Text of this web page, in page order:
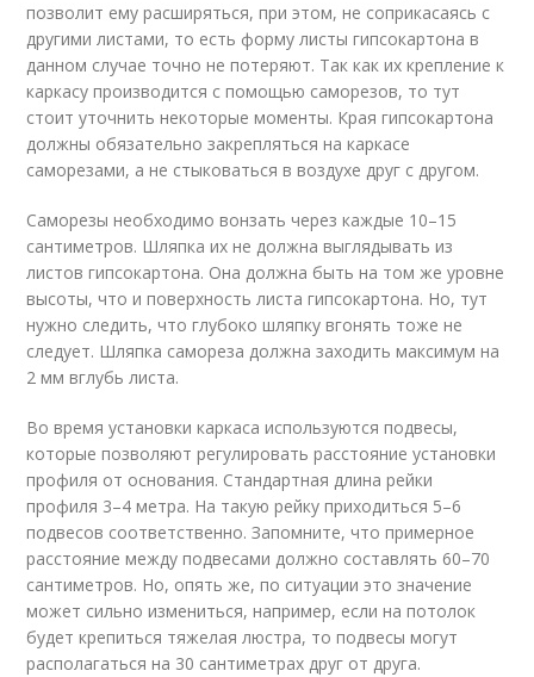
позволит ему расширяться, при этом, не соприкасаясь с
другими листами, то есть форму листы гипсокартона в
данном случае точно не потеряют. Так как их крепление к
каркасу производится с помощью саморезов, то тут
стоит уточнить некоторые моменты. Края гипсокартона
должны обязательно закрепляться на каркасе
саморезами, а не стыковаться в воздухе друг с другом.
Саморезы необходимо вонзать через каждые 10–15
сантиметров. Шляпка их не должна выглядывать из
листов гипсокартона. Она должна быть на том же уровне
высоты, что и поверхность листа гипсокартона. Но, тут
нужно следить, что глубоко шляпку вгонять тоже не
следует. Шляпка самореза должна заходить максимум на
2 мм вглубь листа.
Во время установки каркаса используются подвесы,
которые позволяют регулировать расстояние установки
профиля от основания. Стандартная длина рейки
профиля 3–4 метра. На такую рейку приходиться 5–6
подвесов соответственно. Запомните, что примерное
расстояние между подвесами должно составлять 60–70
сантиметров. Но, опять же, по ситуации это значение
может сильно измениться, например, если на потолок
будет крепиться тяжелая люстра, то подвесы могут
располагаться на 30 сантиметрах друг от друга.